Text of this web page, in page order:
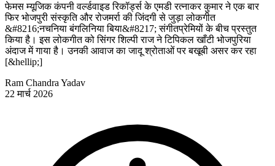
फेमस म्यूजिक कंपनी वर्ल्डवाइड रिकॉर्ड्स के एमडी रत्नाकर कुमार ने एक बार
फिर भोजपुरी संस्कृति और रोजमर्रा की जिंदगी से जुड़ा लोकगीत
&#8216;नचनिया बंगलिनिया बिया&#8217; संगीतप्रेमियों के बीच प्रस्तुत
किया है। इस लोकगीत को सिंगर शिल्पी राज ने टिपिकल खाँटी भोजपुरिया
अंदाज में गाया है। उनकी आवाज का जादू श्रोताओं पर बखूबी असर कर रहा
[&hellip;]
Ram Chandra Yadav
22 मार्च 2026